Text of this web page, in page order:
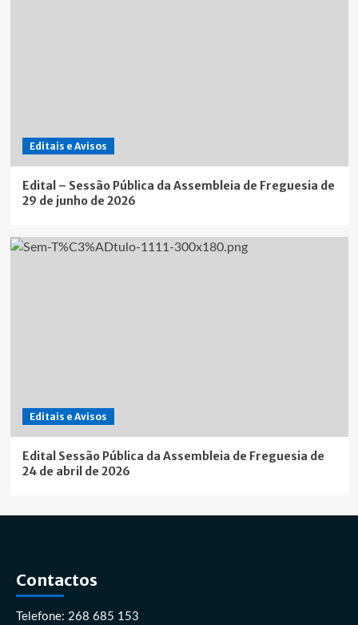
Editais e Avisos
Edital – Sessão Pública da Assembleia de Freguesia de
29 de junho de 2026
Editais e Avisos
Edital Sessão Pública da Assembleia de Freguesia de
24 de abril de 2026
Contactos
Telefone: 268 685 153